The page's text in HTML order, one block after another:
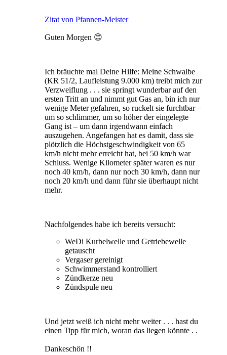
Zitat von Pfannen-Meister
Guten Morgen 😊
Ich bräuchte mal Deine Hilfe: Meine Schwalbe
(KR 51/2, Laufleistung 9.000 km) treibt mich zur
Verzweiflung . . . sie springt wunderbar auf den
ersten Tritt an und nimmt gut Gas an, bin ich nur
wenige Meter gefahren, so ruckelt sie furchtbar –
um so schlimmer, um so höher der eingelegte
Gang ist – um dann irgendwann einfach
auszugehen. Angefangen hat es damit, dass sie
plötzlich die Höchstgeschwindigkeit von 65
km/h nicht mehr erreicht hat, bei 50 km/h war
Schluss. Wenige Kilometer später waren es nur
noch 40 km/h, dann nur noch 30 km/h, dann nur
noch 20 km/h und dann führ sie überhaupt nicht
mehr.
Nachfolgendes habe ich bereits versucht:
WeDi Kurbelwelle und Getriebewelle
getauscht
Vergaser gereinigt
Schwimmerstand kontrolliert
Zündkerze neu
Zündspule neu
Und jetzt weiß ich nicht mehr weiter . . . hast du
einen Tipp für mich, woran das liegen könnte . .
Dankeschön !!